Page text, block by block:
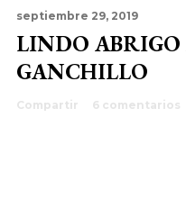
septiembre 29, 2019
LINDO
GANCHILLO
Compartir 6 comentarios